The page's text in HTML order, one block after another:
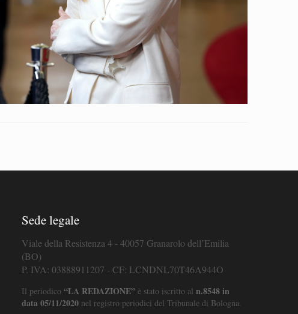
Sede legale
Viale della Resistenza 4 - 40057 Granarolo dell’Emilia
(BO)
P. IVA: 03888911207 - CF: LCNDNL70T46A944O
Il periodico “LA REDAZIONE”è stato iscritto al n.8548 in
data 05/11/2020nel registro periodici del Tribunale di Bologna.